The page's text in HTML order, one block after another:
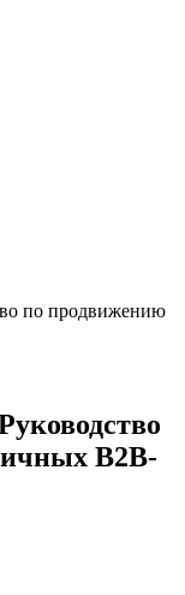
по продвижению
B2B-